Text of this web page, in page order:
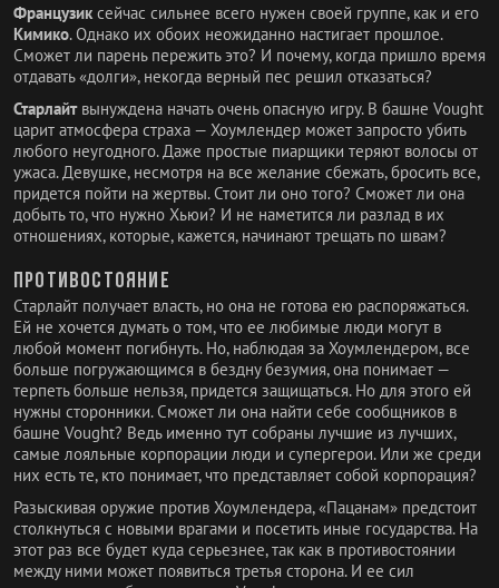
Французик сейчас сильнее всего нужен своей группе, как и его
Кимико. Однако их обоих неожиданно настигает прошлое.
Сможет ли парень пережить это? И почему, когда пришло время
отдавать «долги», некогда верный пес решил отказаться?
Старлайт вынуждена начать очень опасную игру. В башне Vought
царит атмосфера страха — Хоумлендер может запросто убить
любого неугодного. Даже простые пиарщики теряют волосы от
ужаса. Девушке, несмотря на все желание сбежать, бросить все,
придется пойти на жертвы. Стоит ли оно того? Сможет ли она
добыть то, что нужно Хьюи? И не наметится ли разлад в их
отношениях, которые, кажется, начинают трещать по швам?
Противостояние
Старлайт получает власть, но она не готова ею распоряжаться.
Ей не хочется думать о том, что ее любимые люди могут в
любой момент погибнуть. Но, наблюдая за Хоумлендером, все
больше погружающимся в бездну безумия, она понимает —
терпеть больше нельзя, придется защищаться. Но для этого ей
нужны сторонники. Сможет ли она найти себе сообщников в
башне Vought? Ведь именно тут собраны лучшие из лучших,
самые лояльные корпорации люди и супергерои. Или же среди
них есть те, кто понимает, что представляет собой корпорация?
Разыскивая оружие против Хоумлендера, «Пацанам» предстоит
столкнуться с новыми врагами и посетить иные государства. На
этот раз все будет куда серьезнее, так как в противостоянии
между ними может появиться третья сторона. И ее сил